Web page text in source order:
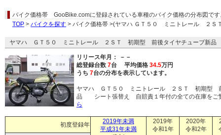
バイク価格帯 GooBike.comに登録されている車種のバイク価格の分布図です
TOP > バイクを探す > バイク価格帯 >(ヤマハ ＧＴ５０ ミニトレール
ヤマハ ＧＴ５０ ミニトレール ２ＳＴ 初期型 前後タイヤチューブ新
リリース年月： －－
総登録台数 7台 平均価格 34.5万円
うち 7台の分布を表示しています。
ヤマハ ＧＴ５０ ミニトレール ２ＳＴ 初期型 前
品 シート張替え 自賠責１年付の全ての在庫をご
ら
初度登録年
2019年未満
平成31年未満
2019年
令和1年
2020年
令和2年